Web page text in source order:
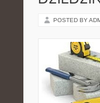
POSTED BY